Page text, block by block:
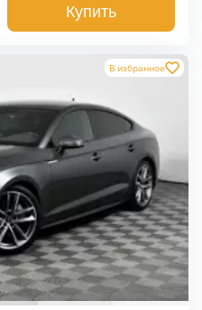
Купить
В избранное